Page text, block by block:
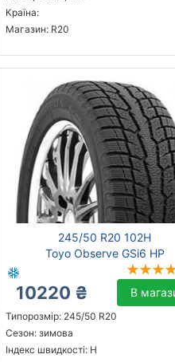
Країна:
Магазин: R20
245/50 R20 102H
Toyo Observe GSi6 HP
10220 ₴ В
Типорозмір: 245/50 R20
Сезон: зимова
Індекс швидкості: H